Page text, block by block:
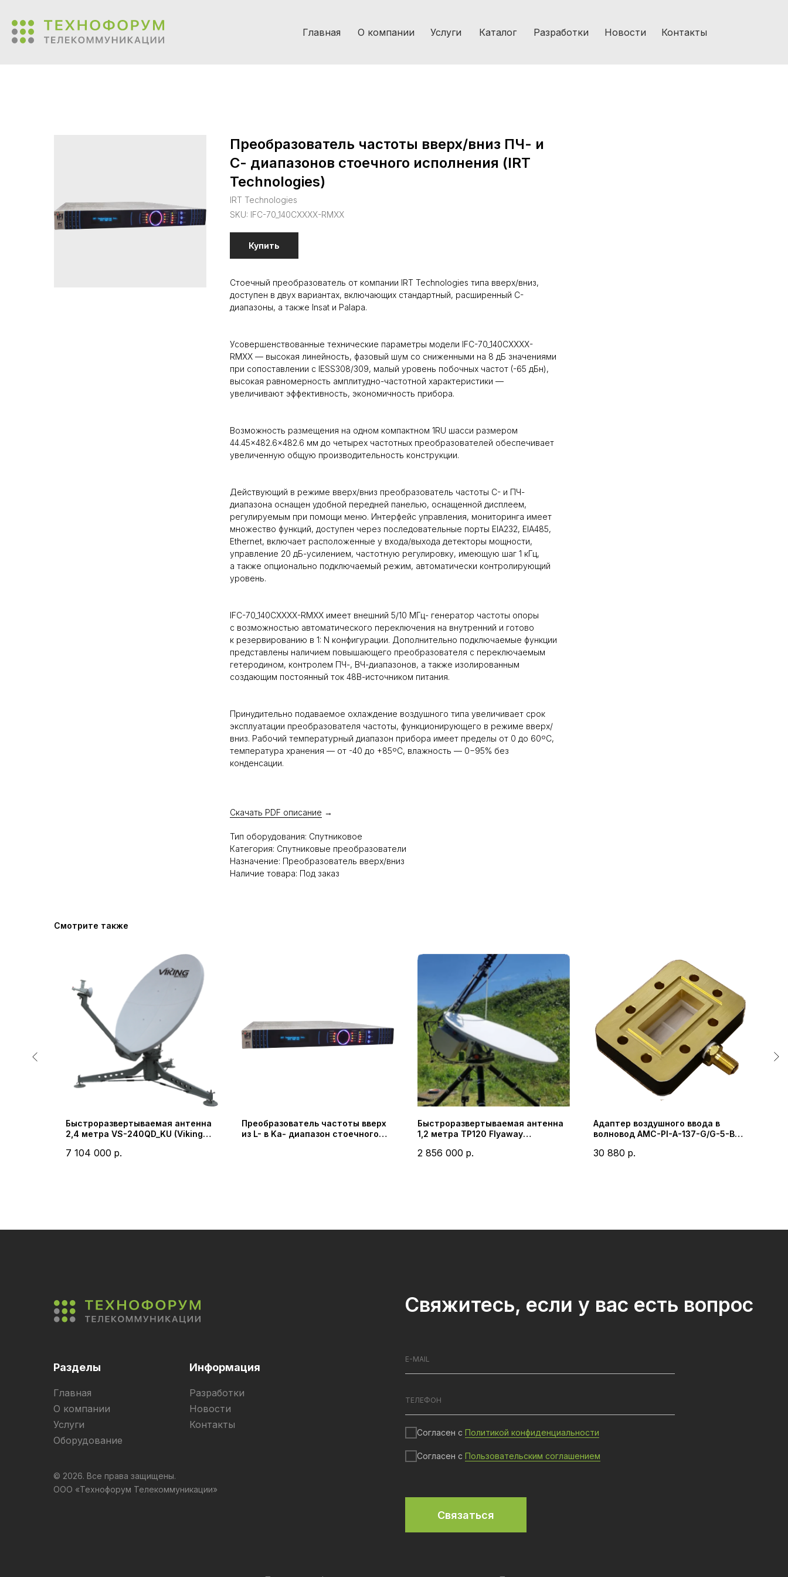
Главная О компании Услуги Каталог Разработки Новости Контакты
Преобразователь частоты вверх/вниз ПЧ- и
С- диапазонов стоечного исполнения (IRT
Technologies)
IRT Technologies
SKU: IFC-70_140CXXXX-RMXX
Купить
Стоечный преобразователь от компании IRT Technologies типа вверх/вниз,
доступен в двух вариантах, включающих стандартный, расширенный C-
диапазоны, а также Insat и Palapa.
Усовершенствованные технические параметры модели IFC-70_140CXXXX-
RMXX — высокая линейность, фазовый шум со сниженными на 8 дБ значениями
при сопоставлении с IESS308/309, малый уровень побочных частот (-65 дБн),
высокая равномерность амплитудно-частотной характеристики —
увеличивают эффективность, экономичность прибора.
Возможность размещения на одном компактном 1RU шасси размером
44.45×482.6×482.6 мм до четырех частотных преобразователей обеспечивает
увеличенную общую производительность конструкции.
Действующий в режиме вверх/вниз преобразователь частоты C- и ПЧ-
диапазона оснащен удобной передней панелью, оснащенной дисплеем,
регулируемым при помощи меню. Интерфейс управления, мониторинга имеет
множество функций, доступен через последовательные порты EIA232, EIA485,
Ethernet, включает расположенные у входа/выхода детекторы мощности,
управление 20 дБ-усилением, частотную регулировку, имеющую шаг 1 кГц,
а также опционально подключаемый режим, автоматически контролирующий
уровень.
IFC-70_140CXXXX-RMXX имеет внешний 5/10 МГц- генератор частоты опоры
с возможностью автоматического переключения на внутренний и готово
к резервированию в 1: N конфигурации. Дополнительно подключаемые функции
представлены наличием повышающего преобразователя с переключаемым
гетеродином, контролем ПЧ-, ВЧ-диапазонов, а также изолированным
создающим постоянный ток 48В-источником питания.
Принудительно подаваемое охлаждение воздушного типа увеличивает срок
эксплуатации преобразователя частоты, функционирующего в режиме вверх/
вниз. Рабочий температурный диапазон прибора имеет пределы от 0 до 60ºC,
температура хранения — от -40 до +85ºC, влажность — 0−95% без
конденсации.
Скачать PDF описание →
Тип оборудования: Спутниковое
Категория: Спутниковые преобразователи
Назначение: Преобразователь вверх/вниз
Наличие товара: Под заказ
Смотрите также
Быстроразвертываемая антенна
2,4 метра VS-240QD_KU (Viking
7 104 000 р.
Преобразователь частоты вверх
из L- в Kа- диапазон стоечного
Быстроразвертываемая антенна
1,2 метра TP120 Flyaway
2 856 000 р.
Адаптер воздушного ввода в
волновод AMC-PI-A-137-G/G-5-B
Inc.)
30 880 р.
Разделы Информация
Главная
О компании
Услуги
Оборудование
Разработки
Новости
Контакты
© 2026. Все права защищены.
ООО «Технофорум Телекоммуникации»
Согласен с Политикой конфиденциальности
Согласен с Пользовательским соглашением
Связаться
Свяжитесь, если у вас есть вопрос